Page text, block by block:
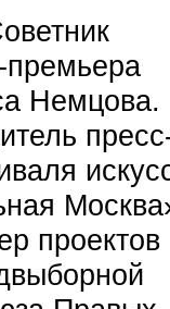
премьера
Немцова.
проектов